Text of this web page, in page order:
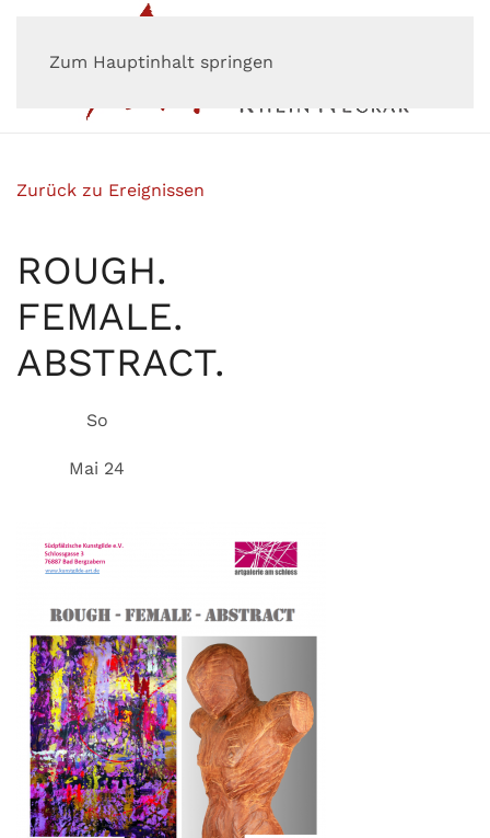
Zum Hauptinhalt springen
Zurück zu Ereignissen
ROUGH.
FEMALE.
ABSTRACT.
So
Mai 24